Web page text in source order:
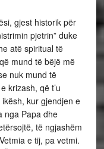
gjest historik për
pjetrin” duke
atë spiritual të
mund të bëjë më
nuk mund të
krizash, që t’u
kur gjendjen e
nga Papa dhe
të ngjashëm
e tij, pa vetmi.